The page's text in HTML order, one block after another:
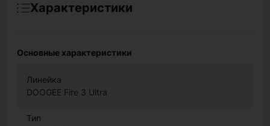
Характеристики
Основные характеристики
Линейка
DOOGEE Fire 3 Ultra
Тип